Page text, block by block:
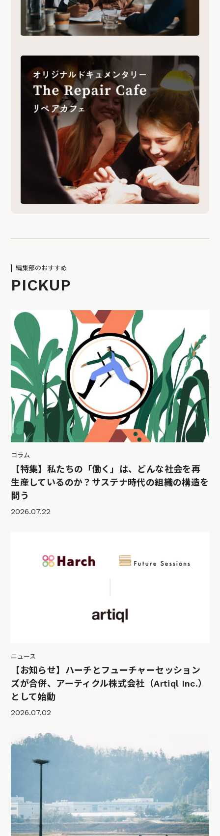
編集部のおすすめ
PICKUP
コラム
【特集】私たちの「働く」は、どんな社会を再
生産しているのか？サステナ時代の組織の構造を
問う
2026.07.22
ニュース
【お知らせ】ハーチとフューチャーセッション
ズが合併、アーティクル株式会社（Artiql Inc.）
として始動
2026.07.02